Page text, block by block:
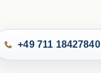
+49 711 18427840